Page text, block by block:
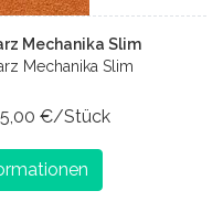
Mechanika Slim
Mechanika Slim
5,00 €/Stück